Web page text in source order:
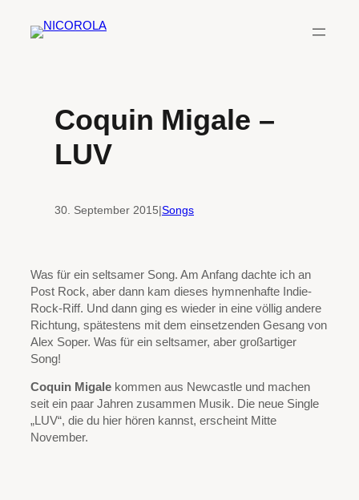
Inhalt
Coquin Migale –
LUV
30. September 2015|Songs
Was für ein seltsamer Song. Am Anfang dachte ich an
Post Rock, aber dann kam dieses hymnenhafte Indie-
Rock-Riff. Und dann ging es wieder in eine völlig andere
Richtung, spätestens mit dem einsetzenden Gesang von
Alex Soper. Was für ein seltsamer, aber großartiger
Song!
Coquin Migale kommen aus Newcastle und machen
seit ein paar Jahren zusammen Musik. Die neue Single
„LUV“, die du hier hören kannst, erscheint Mitte
November.